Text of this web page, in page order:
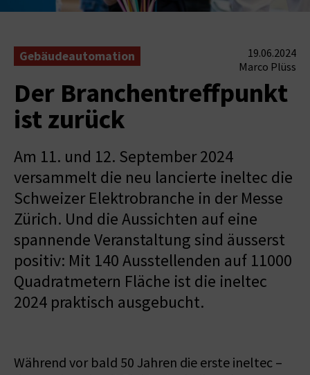
Gebäudeautomation
19.06.2024
Marco Plüss
Der Branchentreffpunkt
ist zurück
Am 11. und 12. September 2024
versammelt die neu lancierte ineltec die
Schweizer Elektrobranche in der Messe
Zürich. Und die Aussichten auf eine
spannende Veranstaltung sind äusserst
positiv: Mit 140 Ausstellenden auf 11000
Quadratmetern Fläche ist die ineltec
2024 praktisch ausgebucht.
Während vor bald 50 Jahren die erste ineltec –